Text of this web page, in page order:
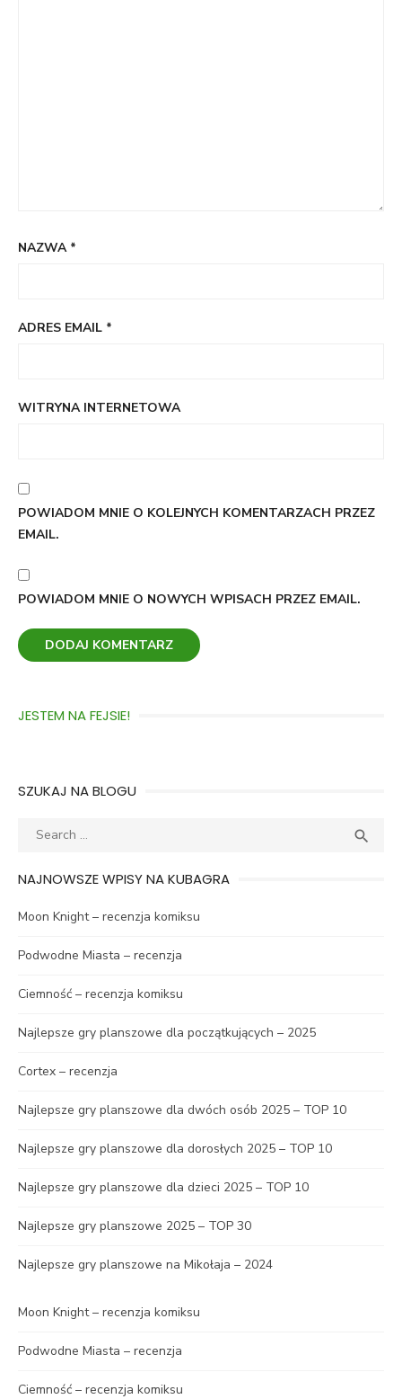
NAZWA *
ADRES EMAIL *
WITRYNA INTERNETOWA
POWIADOM MNIE O KOLEJNYCH KOMENTARZACH PRZEZ
EMAIL.
POWIADOM MNIE O NOWYCH WPISACH PRZEZ EMAIL.
JESTEM NA FEJSIE!
SZUKAJ NA BLOGU
Search

NAJNOWSZE WPISY NA KUBAGRA
Moon Knight – recenzja komiksu
Podwodne Miasta – recenzja
Ciemność – recenzja komiksu
Najlepsze gry planszowe dla początkujących – 2025
Cortex – recenzja
Najlepsze gry planszowe dla dwóch osób 2025 – TOP 10
Najlepsze gry planszowe dla dorosłych 2025 – TOP 10
Najlepsze gry planszowe dla dzieci 2025 – TOP 10
Najlepsze gry planszowe 2025 – TOP 30
Najlepsze gry planszowe na Mikołaja – 2024
Moon Knight – recenzja komiksu
Podwodne Miasta – recenzja
Ciemność – recenzja komiksu